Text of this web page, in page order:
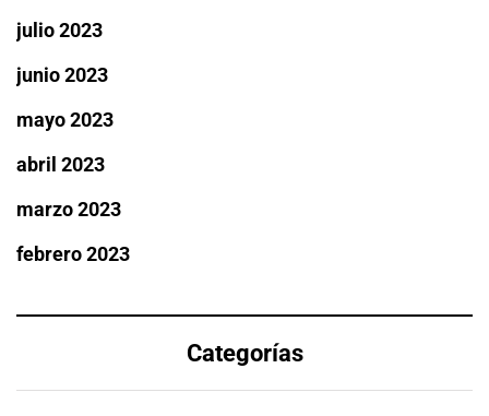
julio 2023
junio 2023
mayo 2023
abril 2023
marzo 2023
febrero 2023
Categorías